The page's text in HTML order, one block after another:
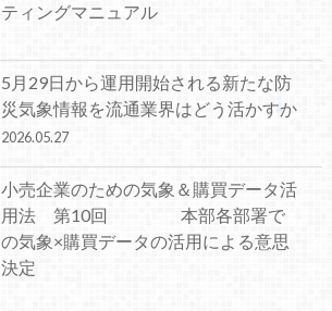
ティングマニュアル
5月29日から運用開始される新たな防
災気象情報を流通業界はどう活かすか
2026.05.27
小売企業のための気象＆購買データ活
用法 第10回 本部各部署で
の気象×購買データの活用による意思
決定